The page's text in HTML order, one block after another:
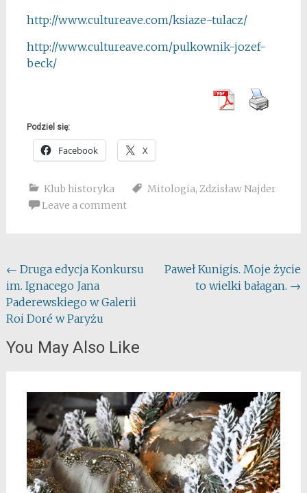
http://www.cultureave.com/ksiaze-tulacz/
http://www.cultureave.com/pulkownik-jozef-
beck/
Podziel się:
Facebook X
Klub historyka Mitologia, Zdzisław Najder
Leave a comment
Post
navigation
← Druga edycja Konkursu
im. Ignacego Jana
Paderewskiego w Galerii
Roi Doré w Paryżu
Paweł Kunigis. Moje życie
to wielki bałagan. →
You May Also Like